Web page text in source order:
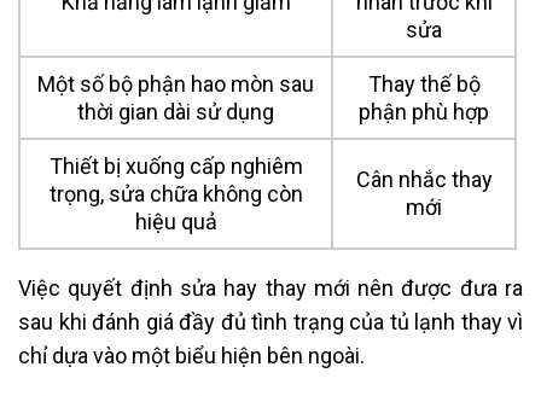
sửa
Một số bộ phận hao mòn sau
thời gian dài sử dụng
Thay thế bộ
phận phù hợp
Thiết bị xuống cấp nghiêm
trọng, sửa chữa không còn
hiệu quả
Cân nhắc thay
mới
Việc quyết định sửa hay thay mới nên được đưa ra
sau khi đánh giá đầy đủ tình trạng của tủ lạnh thay vì
chỉ dựa vào một biểu hiện bên ngoài.